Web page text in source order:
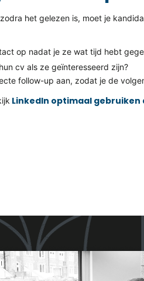
het gelezen is, moet je
op nadat je ze wat tijd hebt
cv als ze geïnteresseerd zijn?
follow-up aan, zodat je de
LinkedIn optimaal